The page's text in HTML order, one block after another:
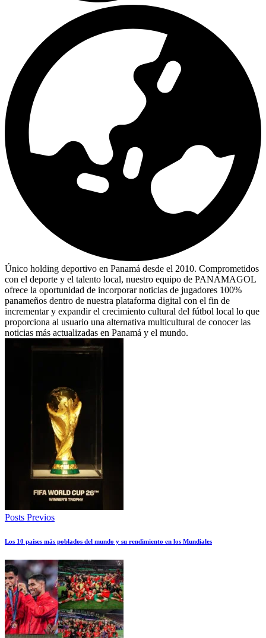
Único holding deportivo en Panamá desde el 2010. Comprometidos
con el deporte y el talento local, nuestro equipo de PANAMAGOL
ofrece la oportunidad de incorporar noticias de jugadores 100%
panameños dentro de nuestra plataforma digital con el fin de
incrementar y expandir el crecimiento cultural del fútbol local lo que
proporciona al usuario una alternativa multicultural de conocer las
noticias más actualizadas en Panamá y el mundo.
Posts Previos
Los 10 países más poblados del mundo y su rendimiento en los Mundiales